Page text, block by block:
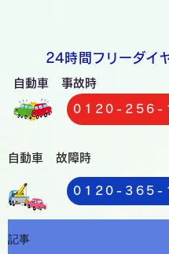
​24時間フリーダイ
自動車 事故時
0120-256-
自動車 故障時
0120-365-
記事